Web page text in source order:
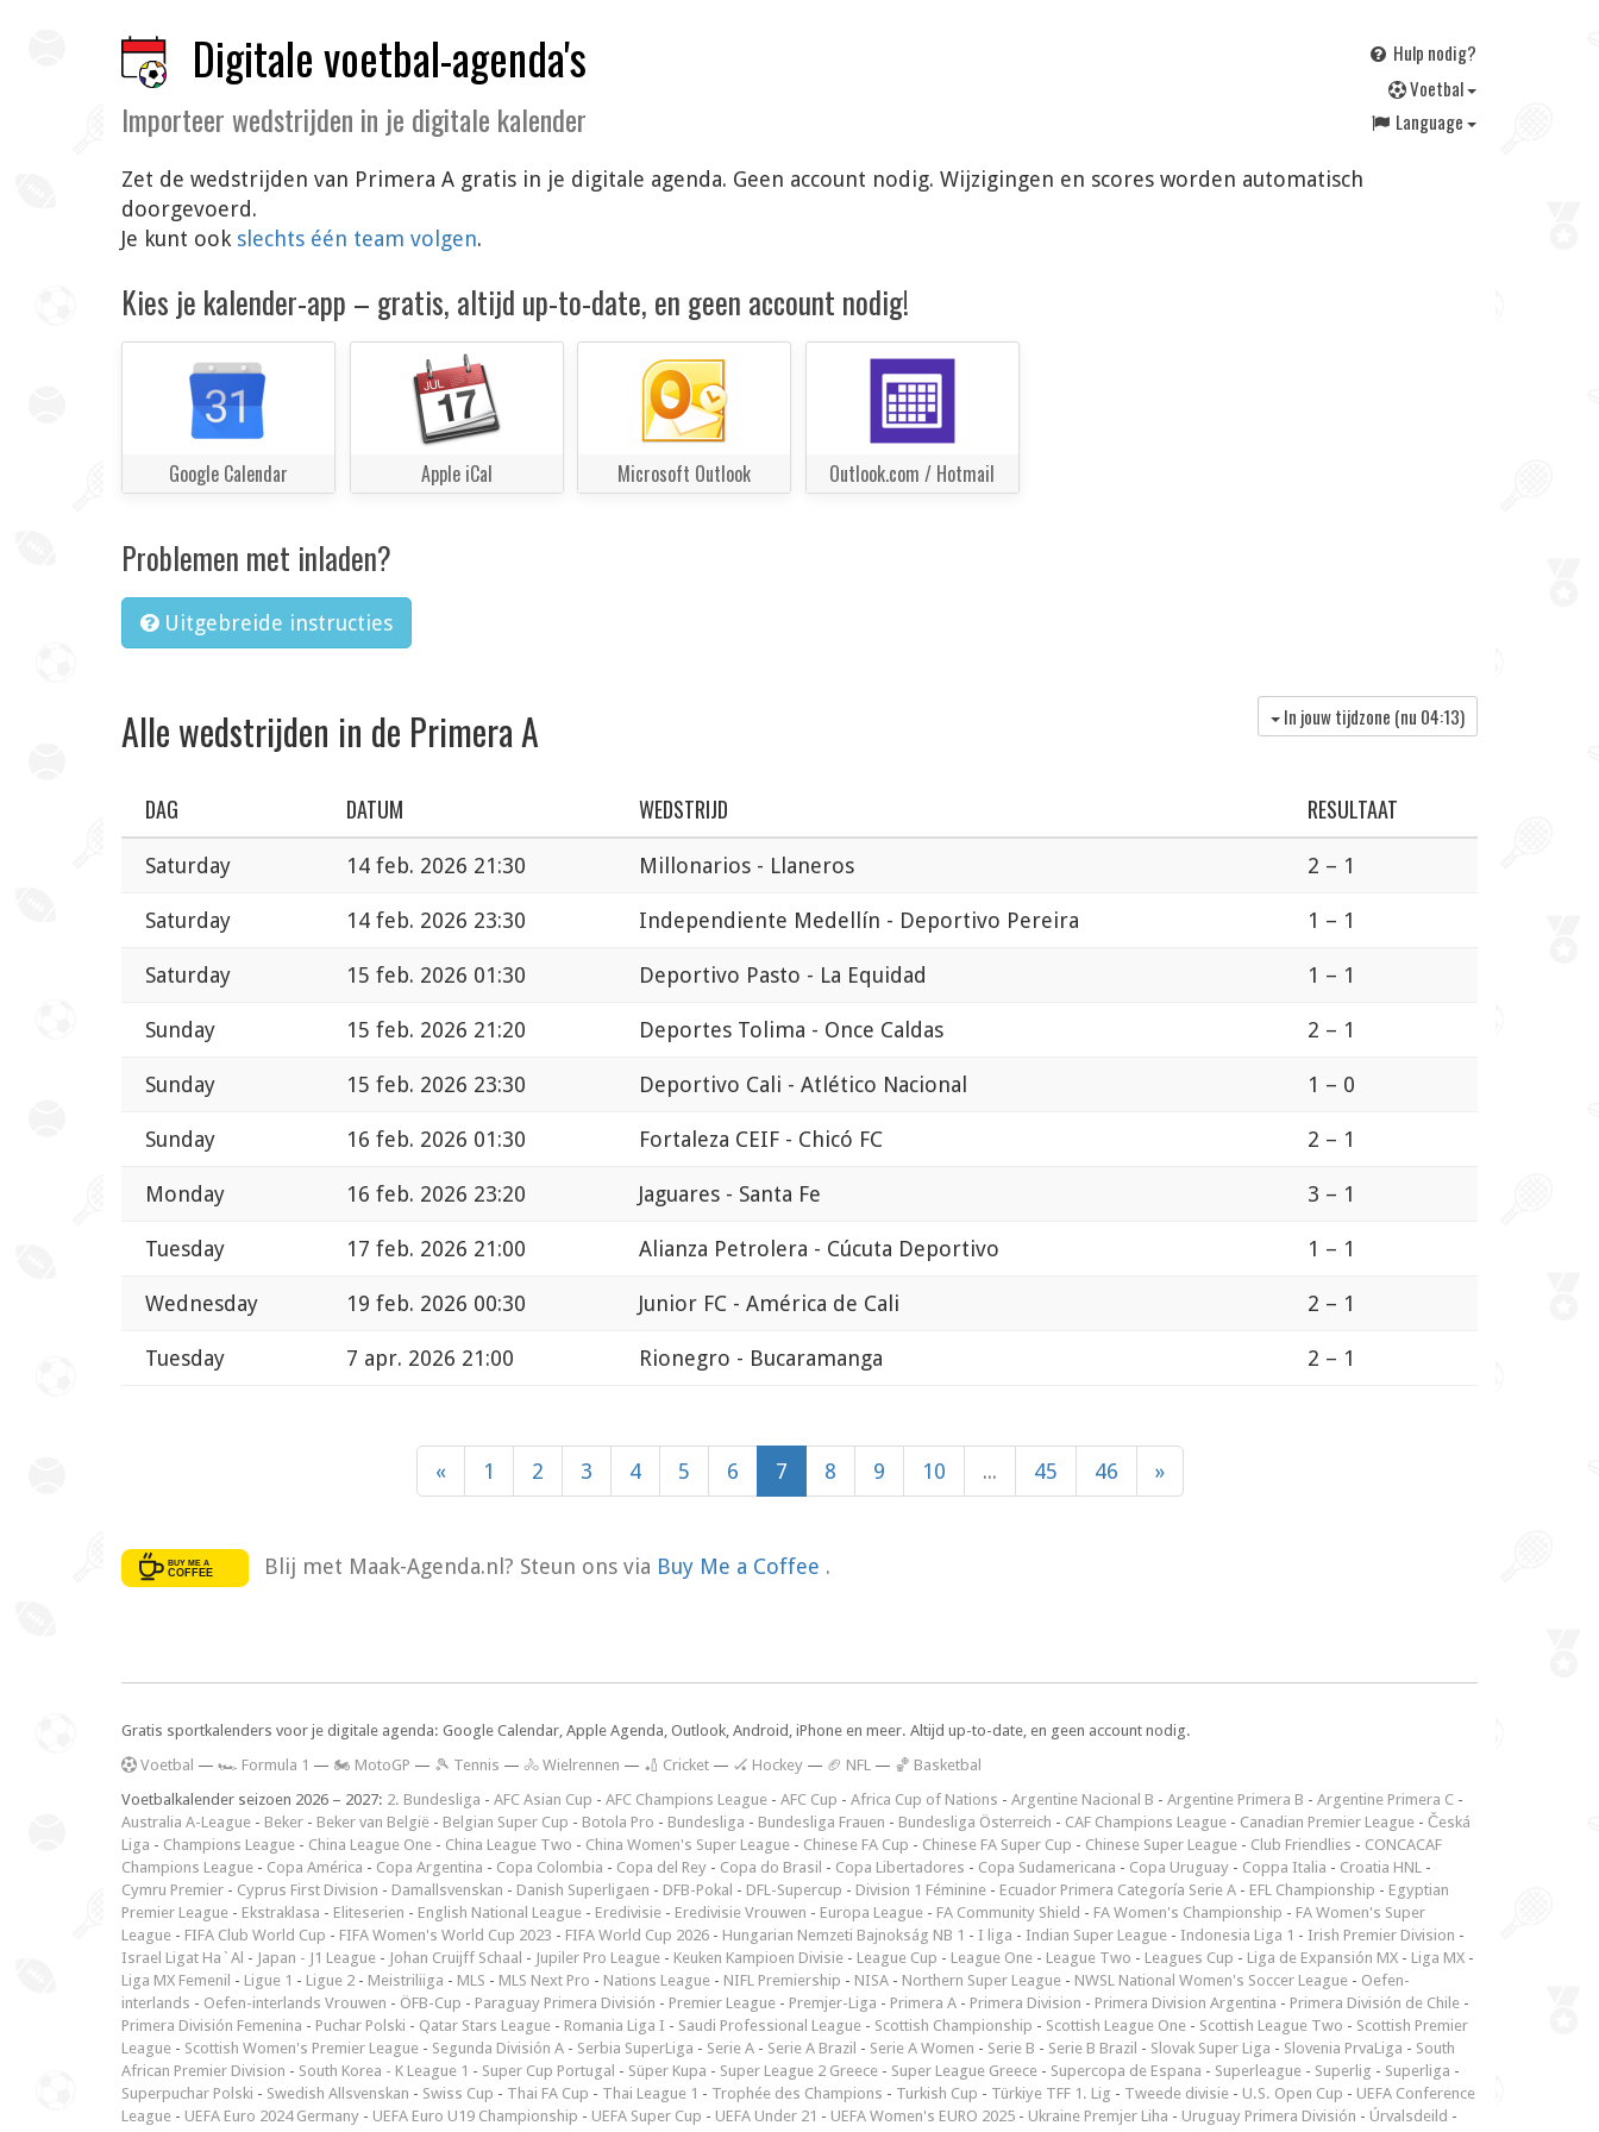
Digitale voetbal-agenda's
Importeer wedstrijden in je digitale kalender
Hulp nodig?
Voetbal
Language
Zet de wedstrijden van Primera A gratis in je digitale agenda. Geen account nodig. Wijzigingen en scores worden automatisch
doorgevoerd.
Je kunt ook slechts één team volgen.
Kies je kalender-app – gratis, altijd up-to-date, en geen account nodig!
Google Calendar Apple iCal Microsoft Outlook Outlook.com / Hotmail
Problemen met inladen?
Uitgebreide instructies
Alle wedstrijden in de Primera A In jouw tijdzone (nu 04:13)
DAG DATUM WEDSTRIJD RESULTAAT
Saturday 14 feb. 2026 21:30 Millonarios - Llaneros 2 – 1
Saturday 14 feb. 2026 23:30 Independiente Medellín - Deportivo Pereira 1 – 1
Saturday 15 feb. 2026 01:30 Deportivo Pasto - La Equidad 1 – 1
Sunday 15 feb. 2026 21:20 Deportes Tolima - Once Caldas 2 – 1
Sunday 15 feb. 2026 23:30 Deportivo Cali - Atlético Nacional 1 – 0
Sunday 16 feb. 2026 01:30 Fortaleza CEIF - Chicó FC 2 – 1
Monday 16 feb. 2026 23:20 Jaguares - Santa Fe 3 – 1
Tuesday 17 feb. 2026 21:00 Alianza Petrolera - Cúcuta Deportivo 1 – 1
Wednesday 19 feb. 2026 00:30 Junior FC - América de Cali 2 – 1
Tuesday 7 apr. 2026 21:00 Rionegro - Bucaramanga 2 – 1
« 1 2 3 4 5 6 7 8 9 10 ... 45 46 »
Blij met Maak-Agenda.nl? Steun ons via Buy Me a Coffee .
Gratis sportkalenders voor je digitale agenda: Google Calendar, Apple Agenda, Outlook, Android, iPhone en meer. Altijd up-to-date, en geen account nodig.
Voetbal — 🏎️ Formula 1 — 🏍 MotoGP — 🎾 Tennis — 🚴 Wielrennen — 🏏 Cricket — 🏑 Hockey — 🏈 NFL — 🏀 Basketbal
Voetbalkalender seizoen 2026 – 2027: 2. Bundesliga - AFC Asian Cup - AFC Champions League - AFC Cup - Africa Cup of Nations - Argentine Nacional B - Argentine Primera B - Argentine Primera C -
Australia A-League - Beker - Beker van België - Belgian Super Cup - Botola Pro - Bundesliga - Bundesliga Frauen - Bundesliga Österreich - CAF Champions League - Canadian Premier League - Česká
Liga - Champions League - China League One - China League Two - China Women's Super League - Chinese FA Cup - Chinese FA Super Cup - Chinese Super League - Club Friendlies - CONCACAF
Champions League - Copa América - Copa Argentina - Copa Colombia - Copa del Rey - Copa do Brasil - Copa Libertadores - Copa Sudamericana - Copa Uruguay - Coppa Italia - Croatia HNL -
Cymru Premier - Cyprus First Division - Damallsvenskan - Danish Superligaen - DFB-Pokal - DFL-Supercup - Division 1 Féminine - Ecuador Primera Categoría Serie A - EFL Championship - Egyptian
Premier League - Ekstraklasa - Eliteserien - English National League - Eredivisie - Eredivisie Vrouwen - Europa League - FA Community Shield - FA Women's Championship - FA Women's Super
League - FIFA Club World Cup - FIFA Women's World Cup 2023 - FIFA World Cup 2026 - Hungarian Nemzeti Bajnokság NB 1 - I liga - Indian Super League - Indonesia Liga 1 - Irish Premier Division -
Israel Ligat Ha`Al - Japan - J1 League - Johan Cruijff Schaal - Jupiler Pro League - Keuken Kampioen Divisie - League Cup - League One - League Two - Leagues Cup - Liga de Expansión MX - Liga MX -
Liga MX Femenil - Ligue 1 - Ligue 2 - Meistriliiga - MLS - MLS Next Pro - Nations League - NIFL Premiership - NISA - Northern Super League - NWSL National Women's Soccer League - Oefen-
interlands - Oefen-interlands Vrouwen - ÖFB-Cup - Paraguay Primera División - Premier League - Premjer-Liga - Primera A - Primera Division - Primera Division Argentina - Primera División de Chile -
Primera División Femenina - Puchar Polski - Qatar Stars League - Romania Liga I - Saudi Professional League - Scottish Championship - Scottish League One - Scottish League Two - Scottish Premier
League - Scottish Women's Premier League - Segunda División A - Serbia SuperLiga - Serie A - Serie A Brazil - Serie A Women - Serie B - Serie B Brazil - Slovak Super Liga - Slovenia PrvaLiga - South
African Premier Division - South Korea - K League 1 - Super Cup Portugal - Süper Kupa - Super League 2 Greece - Super League Greece - Supercopa de Espana - Superleague - Superlig - Superliga -
Superpuchar Polski - Swedish Allsvenskan - Swiss Cup - Thai FA Cup - Thai League 1 - Trophée des Champions - Turkish Cup - Türkiye TFF 1. Lig - Tweede divisie - U.S. Open Cup - UEFA Conference
League - UEFA Euro 2024 Germany - UEFA Euro U19 Championship - UEFA Super Cup - UEFA Under 21 - UEFA Women's EURO 2025 - Ukraine Premjer Liha - Uruguay Primera División - Úrvalsdeild -